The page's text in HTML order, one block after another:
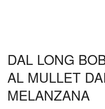
DAL LONG
AL MULLET
MELANZANA